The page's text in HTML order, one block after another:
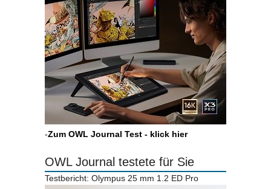
-Zum OWL Journal Test - klick hier
OWL Journal testete für Sie
Testbericht: Olympus 25 mm 1.2 ED Pro